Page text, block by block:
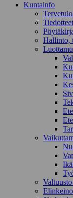
Kunta­info
Hallinto,